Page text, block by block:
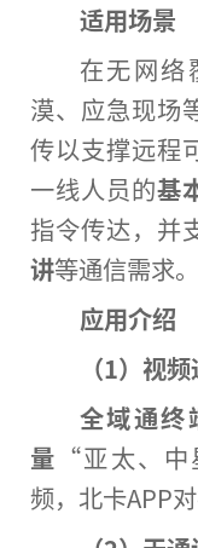
适用场景
在无网络
漠、应急现场
传以支撑远程
一线人员的基
指令传达，并
讲等通信需求。
应用介绍
（1）视
全域通终
量 “亚太、
频，北卡APP